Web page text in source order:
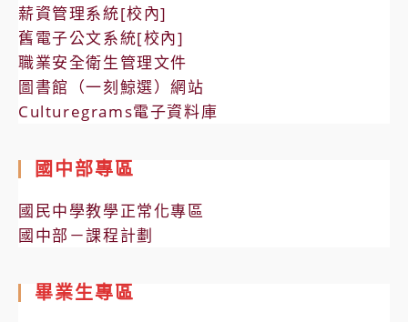
薪資管理系統[校內]
舊電子公文系統[校內]
職業安全衛生管理文件
圖書館（一刻鯨選）網站
Culturegrams電子資料庫
國中部專區
國民中學教學正常化專區
國中部－課程計劃
畢業生專區